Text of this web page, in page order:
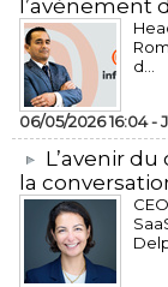
l’avènement
d...
06/05/2026 16:04 -
L’avenir
la